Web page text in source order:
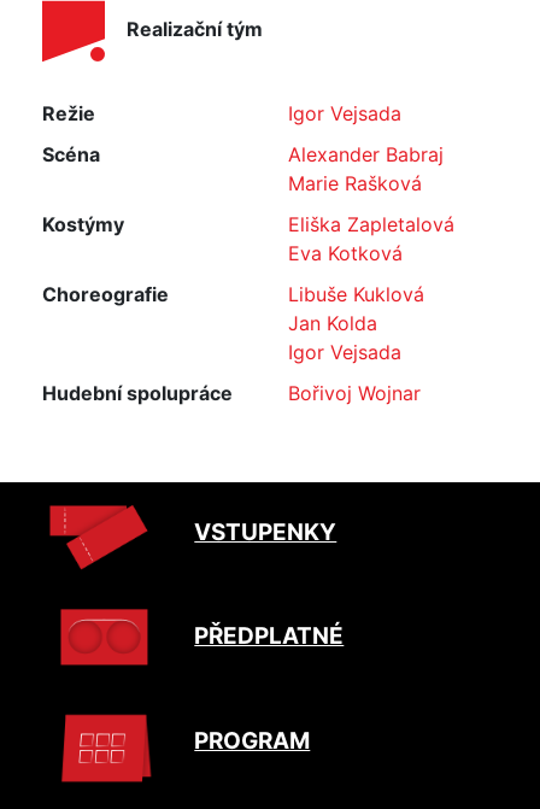
Realizační tým
Režie
Igor Vejsada
Scéna
Alexander Babraj
Marie Rašková
Kostýmy
Eliška Zapletalová
Eva Kotková
Choreografie
Libuše Kuklová
Jan Kolda
Igor Vejsada
Hudební spolupráce
Bořivoj Wojnar
VSTUPENKY
PŘEDPLATNÉ
PROGRAM